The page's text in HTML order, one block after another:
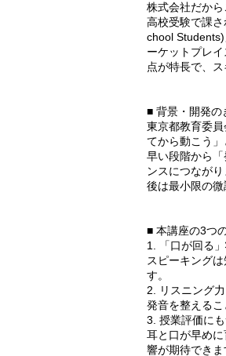
株式会社だか
高校受験で課
chool
ーケットプレ
点が特長で、
■ 背景・開発の
東京都教育委
てから動こう
早い段階から
ンスにつなが
後は最小限の微
■ 本講座の3つ
1. 「口が回る
スピーキング
す。
2. リスニング
発音を整える
3. 授業評価に
耳と口が早め
響が期待できま